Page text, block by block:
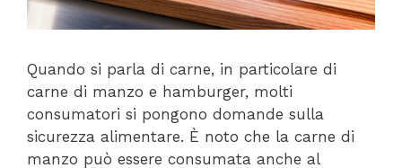
Quando si parla di carne, in particolare di
carne di manzo e hamburger, molti
consumatori si pongono domande sulla
sicurezza alimentare. È noto che la carne di
manzo può essere consumata anche al